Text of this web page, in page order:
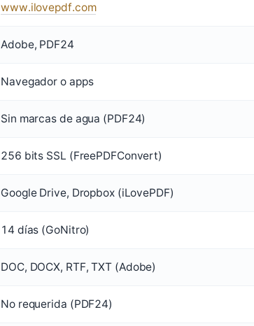
www.ilovepdf.com
Adobe, PDF24
Navegador o apps
Sin marcas de agua (PDF24)
256 bits SSL (FreePDFConvert)
Google Drive, Dropbox (iLovePDF)
14 días (GoNitro)
DOC, DOCX, RTF, TXT (Adobe)
No requerida (PDF24)